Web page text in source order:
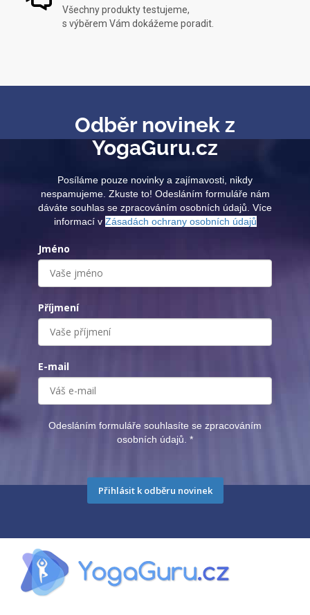
Všechny produkty testujeme,
s výběrem Vám dokážeme poradit.
Odběr novinek z
YogaGuru.cz
Posíláme pouze novinky a zajímavosti, nikdy
nespamujeme. Zkuste to! Odesláním formuláře nám
dáváte souhlas se zpracováním osobních údajů. Více
informací v Zásadách ochrany osobních údajů
Jméno
Příjmení
E-mail
Odesláním formuláře souhlasíte se zpracováním
osobních údajů. *
Přihlásit k odběru novinek